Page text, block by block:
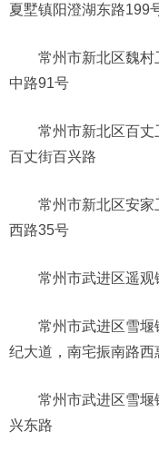
夏墅镇阳澄湖东路199
常州市新北区魏
中路91号
常州市新北区百
百丈街百兴路
常州市新北区安
西路35号
常州市武进区遥
常州市武进区雪
纪大道，南宅振南路
常州市武进区雪
兴东路